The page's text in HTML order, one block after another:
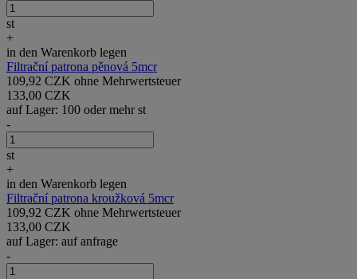
st
+
in den Warenkorb legen
Filtrační patrona pěnová 5mcr
109,92 CZK ohne Mehrwertsteuer
133,00 CZK
auf Lager: 100 oder mehr st
-
st
+
in den Warenkorb legen
Filtrační patrona kroužková 5mcr
109,92 CZK ohne Mehrwertsteuer
133,00 CZK
auf Lager: auf anfrage
-